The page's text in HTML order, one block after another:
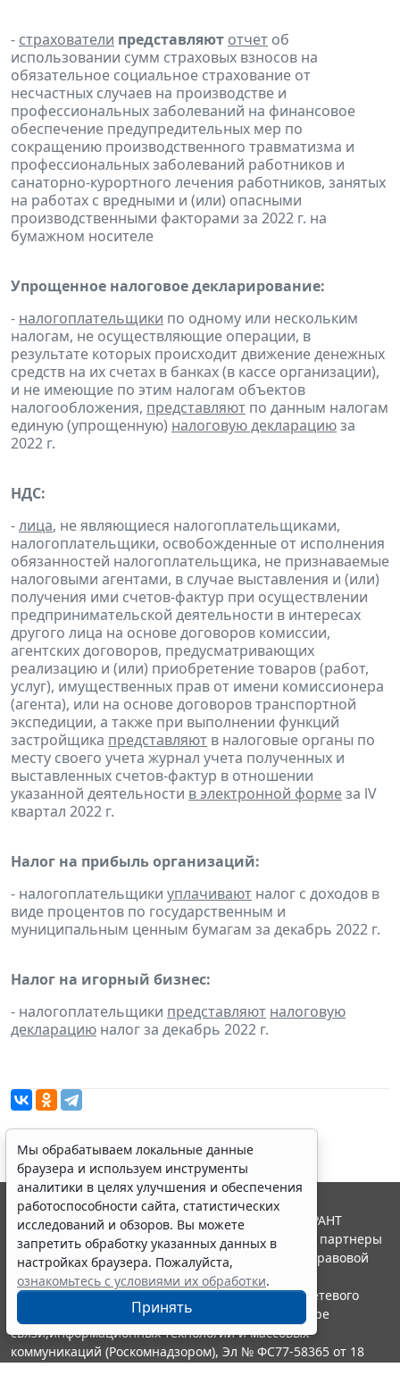
- страхователи представляют отчет об
использовании сумм страховых взносов на
обязательное социальное страхование от
несчастных случаев на производстве и
профессиональных заболеваний на финансовое
обеспечение предупредительных мер по
сокращению производственного травматизма и
профессиональных заболеваний работников и
санаторно-курортного лечения работников, занятых
на работах с вредными и (или) опасными
производственными факторами за 2022 г. на
бумажном носителе
Упрощенное налоговое декларирование:
- налогоплательщики по одному или нескольким
налогам, не осуществляющие операции, в
результате которых происходит движение денежных
средств на их счетах в банках (в кассе организации),
и не имеющие по этим налогам объектов
налогообложения, представляют по данным налогам
единую (упрощенную) налоговую декларациюза
2022 г.
НДС:
-лица, не являющиеся налогоплательщиками,
налогоплательщики, освобожденные от исполнения
обязанностей налогоплательщика, не признаваемые
налоговыми агентами, в случае выставления и (или)
получения ими счетов-фактур при осуществлении
предпринимательской деятельности в интересах
другого лица на основе договоров комиссии,
агентских договоров, предусматривающих
реализацию и (или) приобретение товаров (работ,
услуг), имущественных прав от имени комиссионера
(агента), или на основе договоров транспортной
экспедиции, а также при выполнении функций
застройщика представляют в налоговые органы по
месту своего учета журнал учета полученных и
выставленных счетов-фактур в отношении
указанной деятельности в электронной формеза lV
квартал 2022 г.
Налог на прибыль организаций:
- налогоплательщики уплачивают налог с доходов в
виде процентов по государственным и
муниципальным ценным бумагам за декабрь 2022 г.
Налог на игорный бизнес:
- налогоплательщики представляют налоговую
декларацию налог за декабрь 2022 г.
Мы обрабатываем локальные данные
браузера и используем инструменты
аналитики в целях улучшения и обеспечения
работоспособности сайта, статистических
исследований и обзоров. Вы можете
запретить обработку указанных данных в
настройках браузера. Пожалуйста,
ознакомьтесь с условиями их обработки.
Принять
© ООО "НПП "ГАРАНТ-СЕРВИС", 2026. Система ГАРАНТ
выпускается с 1990 года. Компания "Гарант" и ее партнеры
являются участниками Российской ассоциации правовой
информации ГАРАНТ.
Портал ГАРАНТ.РУ зарегистрирован в качестве сетевого
издания Федеральной службой по надзору в сфере
связи,информационных технологий и массовых
коммуникаций (Роскомнадзором), Эл № ФС77-58365 от 18